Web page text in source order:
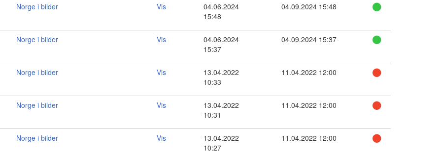
Norge i bilder Vis
04.06.2024
15:48
04.09.2024 15:48
Norge i bilder Vis
04.06.2024
15:37
04.09.2024 15:37
Norge i bilder Vis
13.04.2022
10:33
11.04.2022 12:00
Norge i bilder Vis
13.04.2022
10:31
11.04.2022 12:00
Norge i bilder Vis
13.04.2022
10:27
11.04.2022 12:00